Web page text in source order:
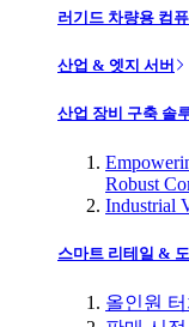
러기드 차량용 컴
산업 & 엣지 서버
산업 장비 구축 솔
Robust
Industrial
스마트 리테일 &
올인원